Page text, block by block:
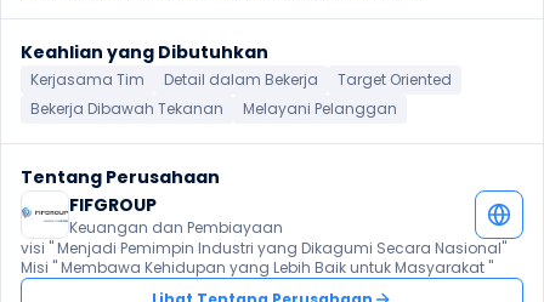
Keahlian yang Dibutuhkan
Kerjasama Tim Detail dalam Bekerja
Target Oriented
Bekerja Dibawah Tekanan
Melayani Pelanggan
Tentang Perusahaan
FIFGROUP
Keuangan dan Pembiayaan
visi " Menjadi Pemimpin Industri yang Dikagumi Secara Nasional"
Misi " Membawa Kehidupan yang Lebih Baik untuk Masyarakat "